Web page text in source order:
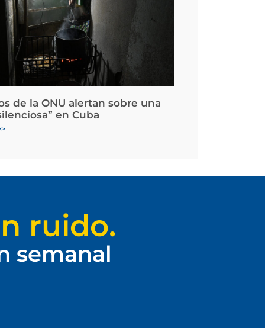
de la ONU alertan sobre una
en Cuba
ruido.
semanal